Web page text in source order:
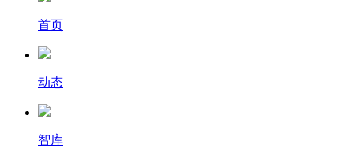
首页
动态
智库